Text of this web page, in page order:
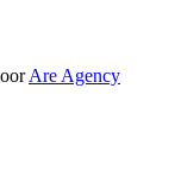
Are Agency